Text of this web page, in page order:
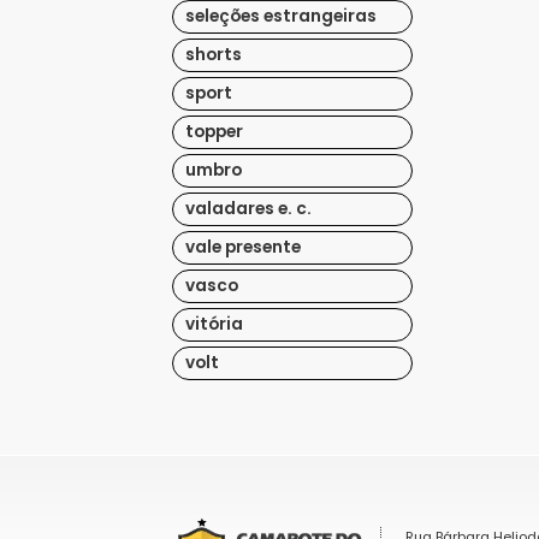
seleções estrangeiras
shorts
sport
topper
umbro
valadares e. c.
vale presente
vasco
vitória
volt